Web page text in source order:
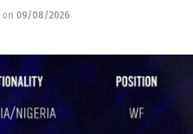
on 09/08/2026